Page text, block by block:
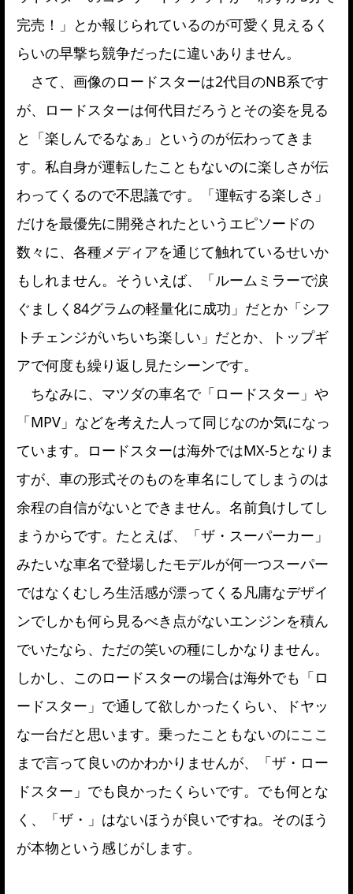
完売！」とか報じられているのが可愛く見えるく
らいの早撃ち競争だったに違いありません。
さて、画像のロードスターは2代目のNB系です
が、ロードスターは何代目だろうとその姿を見る
と「楽しんでるなぁ」というのが伝わってきま
す。私自身が運転したこともないのに楽しさが伝
わってくるので不思議です。「運転する楽しさ」
だけを最優先に開発されたというエピソードの
数々に、各種メディアを通じて触れているせいか
もしれません。そういえば、「ルームミラーで涙
ぐましく84グラムの軽量化に成功」だとか「シフ
トチェンジがいちいち楽しい」だとか、トップギ
アで何度も繰り返し見たシーンです。
ちなみに、マツダの車名で「ロードスター」や
「MPV」などを考えた人って同じなのか気になっ
ています。ロードスターは海外ではMX-5となりま
すが、車の形式そのものを車名にしてしまうのは
余程の自信がないとできません。名前負けしてし
まうからです。たとえば、「ザ・スーパーカー」
みたいな車名で登場したモデルが何一つスーパー
ではなくむしろ生活感が漂ってくる凡庸なデザイ
ンでしかも何ら見るべき点がないエンジンを積ん
でいたなら、ただの笑いの種にしかなりません。
しかし、このロードスターの場合は海外でも「ロ
ードスター」で通して欲しかったくらい、ドヤッ
な一台だと思います。乗ったこともないのにここ
まで言って良いのかわかりませんが、「ザ・ロー
ドスター」でも良かったくらいです。でも何とな
く、「ザ・」はないほうが良いですね。そのほう
が本物という感じがします。